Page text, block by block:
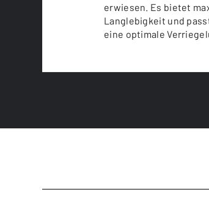
erwiesen. Es bietet
Langlebigkeit und
eine optimale